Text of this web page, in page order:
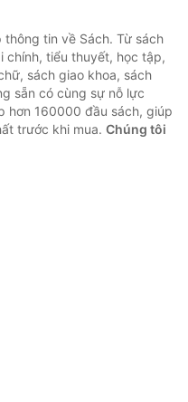
thông tin về Sách. Từ sách
chính, tiểu thuyết, học tập,
sách giao khoa, sách
sẵn có cùng sự nỗ lực
hơn 160000 đầu sách, giúp
trước khi mua. Chúng tôi